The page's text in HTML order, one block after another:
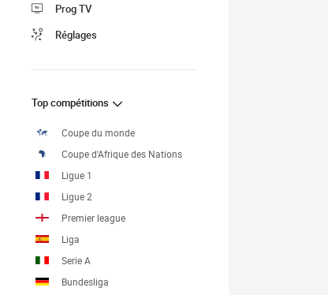
Prog TV
Réglages
Top compétitions
Coupe du monde
Coupe d'Afrique des Nations
Ligue 1
Ligue 2
Premier league
Liga
Serie A
Bundesliga